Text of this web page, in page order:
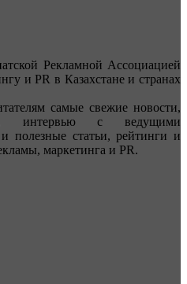
Рекламной Ассоциацией
и PR в Казахстане и странах
самые свежие новости,
интервью с ведущими
полезные статьи, рейтинги и
маркетинга и PR.